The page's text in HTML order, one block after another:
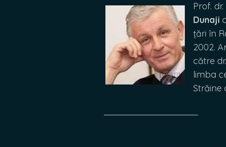
Prof.
Dunaji
țări în
2002.
către
limba
Străine